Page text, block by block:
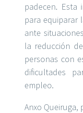
padecen. Esta
para equiparar
ante
la reducción
personas con
dificultades
empleo.
Anxo Queiruga,